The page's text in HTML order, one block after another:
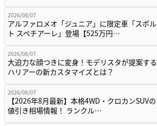
2026/08/07
アルファロメオ「ジュニア」に限定車「スポル
ト スペチアーレ」登場【525万円…
2026/08/07
大迫力な顔つきに変身！モデリスタが提案する
ハリアーの新カスタマイズとは？
2026/08/07
【2026年8月最新】本格4WD・クロカンSUVの
値引き相場情報！ ランクル…